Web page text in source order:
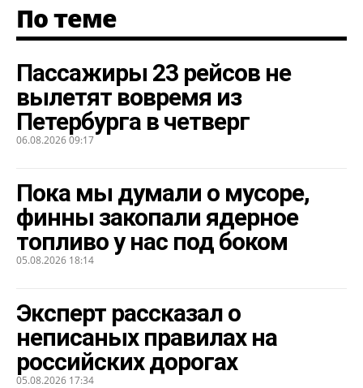
По теме
Пассажиры 23 рейсов не
вылетят вовремя из
Петербурга в четверг
06.08.2026 09:17
Пока мы думали о мусоре,
финны закопали ядерное
топливо у нас под боком
05.08.2026 18:14
Эксперт рассказал о
неписаных правилах на
российских дорогах
05.08.2026 17:34